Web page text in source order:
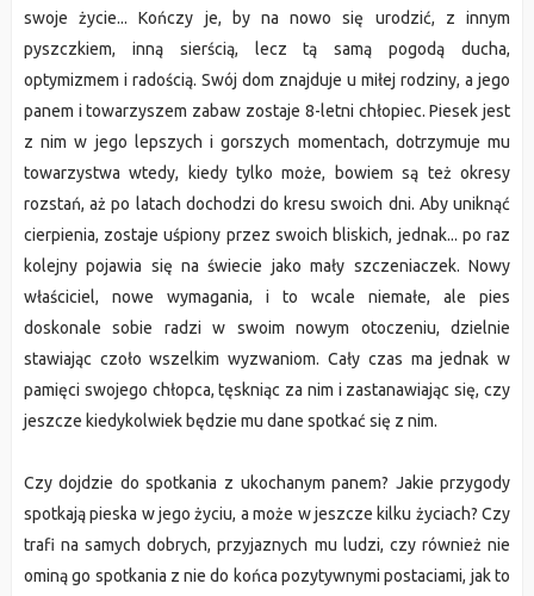
swoje życie... Kończy je, by na nowo się urodzić, z innym
pyszczkiem, inną sierścią, lecz tą samą pogodą ducha,
optymizmem i radością. Swój dom znajduje u miłej rodziny, a jego
panem i towarzyszem zabaw zostaje 8-letni chłopiec. Piesek jest
z nim w jego lepszych i gorszych momentach, dotrzymuje mu
towarzystwa wtedy, kiedy tylko może, bowiem są też okresy
rozstań, aż po latach dochodzi do kresu swoich dni. Aby uniknąć
cierpienia, zostaje uśpiony przez swoich bliskich, jednak... po raz
kolejny pojawia się na świecie jako mały szczeniaczek. Nowy
właściciel, nowe wymagania, i to wcale niemałe, ale pies
doskonale sobie radzi w swoim nowym otoczeniu, dzielnie
stawiając czoło wszelkim wyzwaniom. Cały czas ma jednak w
pamięci swojego chłopca, tęskniąc za nim i zastanawiając się, czy
jeszcze kiedykolwiek będzie mu dane spotkać się z nim.
Czy dojdzie do spotkania z ukochanym panem? Jakie przygody
spotkają pieska w jego życiu, a może w jeszcze kilku życiach? Czy
trafi na samych dobrych, przyjaznych mu ludzi, czy również nie
ominą go spotkania z nie do końca pozytywnymi postaciami, jak to